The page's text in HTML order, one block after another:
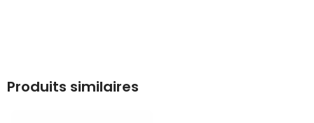
Produits similaires